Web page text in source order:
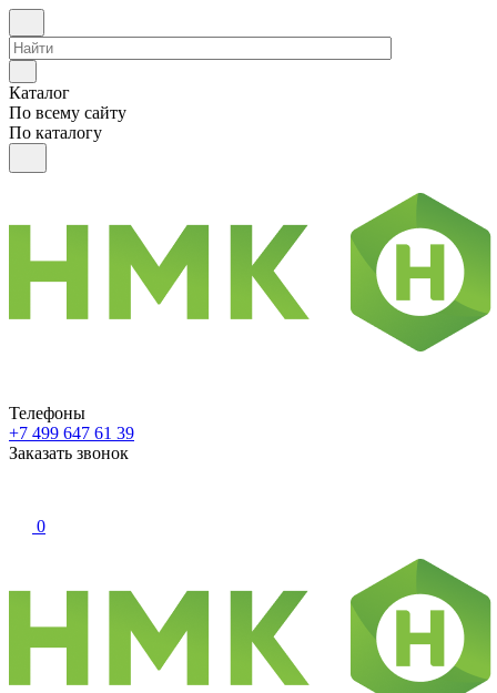
Каталог
По всему сайту
По каталогу
Телефоны
+7 499 647 61 39
Заказать звонок
0